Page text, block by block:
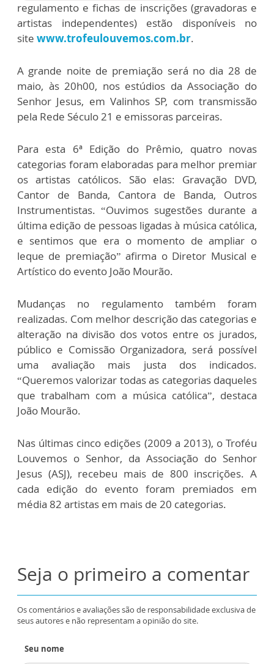
regulamento e fichas de inscrições (gravadoras e
artistas independentes) estão disponíveis no
site www.trofeulouvemos.com.br.
A grande noite de premiação será no dia 28 de
maio, às 20h00, nos estúdios da Associação do
Senhor Jesus, em Valinhos SP, com transmissão
pela Rede Século 21 e emissoras parceiras.
Para esta 6ª Edição do Prêmio, quatro novas
categorias foram elaboradas para melhor premiar
os artistas católicos. São elas: Gravação DVD,
Cantor de Banda, Cantora de Banda, Outros
Instrumentistas. “Ouvimos sugestões durante a
última edição de pessoas ligadas à música católica,
e sentimos que era o momento de ampliar o
leque de premiação” afirma o Diretor Musical e
Artístico do evento João Mourão.
Mudanças no regulamento também foram
realizadas. Com melhor descrição das categorias e
alteração na divisão dos votos entre os jurados,
público e Comissão Organizadora, será possível
uma avaliação mais justa dos indicados.
“Queremos valorizar todas as categorias daqueles
que trabalham com a música católica”, destaca
João Mourão.
Nas últimas cinco edições (2009 a 2013), o Troféu
Louvemos o Senhor, da Associação do Senhor
Jesus (ASJ), recebeu mais de 800 inscrições. A
cada edição do evento foram premiados em
média 82 artistas em mais de 20 categorias.
Seja o primeiro a comentar
Os comentários e avaliações são de responsabilidade exclusiva de
seus autores e não representam a opinião do site.
Seu nome